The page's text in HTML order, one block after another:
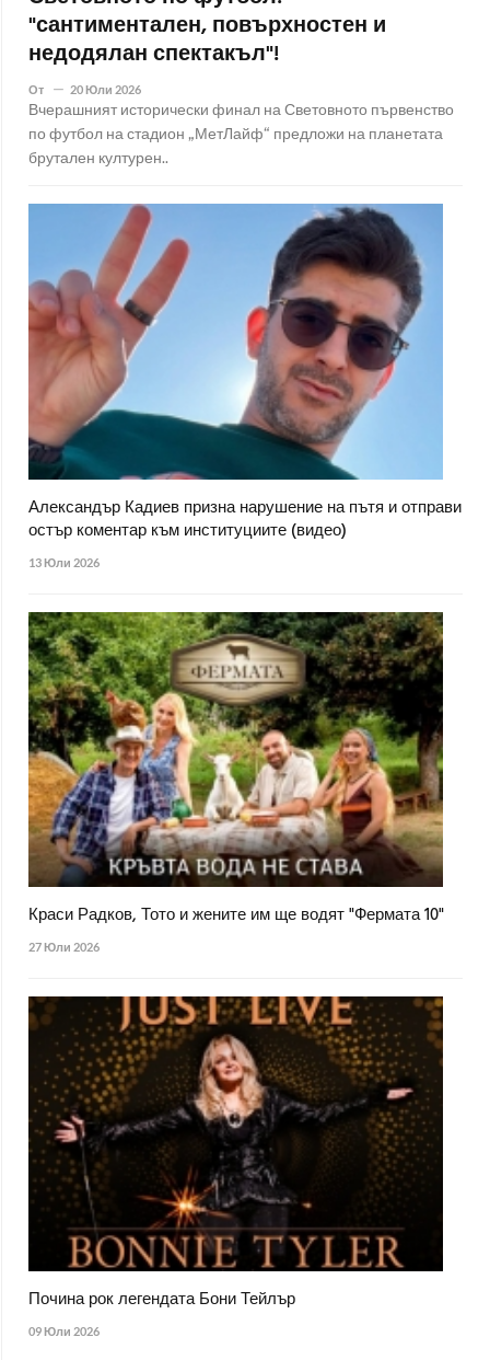
"сантиментален, повърхностен и
недодялан спектакъл"!
От 20 Юли 2026
Вчерашният исторически финал на Световното първенство
по футбол на стадион „МетЛайф“ предложи на планетата
брутален културен..
Александър Кадиев призна нарушение на пътя и отправи
остър коментар към институциите (видео)
13 Юли 2026
Краси Радков, Тото и жените им ще водят "Фермата 10"
27 Юли 2026
Почина рок легендата Бони Тейлър
09 Юли 2026